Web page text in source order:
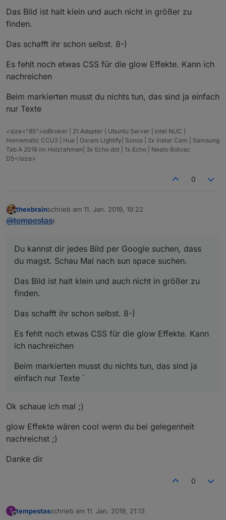
Das Bild ist halt klein und auch nicht in größer zu
finden.
Das schafft ihr schon selbst. 8-)
Es fehlt noch etwas CSS für die glow Effekte. Kann ich
nachreichen
Beim markierten musst du nichts tun, das sind ja einfach
nur Texte
<size="85">ioBroker | 21 Adapter | Ubuntu Server | intel NUC |
Homematic CCU2 | Hue | Osram Lightify| Sonos | 2x Instar Cam | Samsung
Tab A 2016 im Holzrahmen| 3x Echo dot | 1x Echo | Neato Botvac
D5</size>
0
Offline
thexbrainschrieb am 11. Jan. 2019, 19:22
zuletzt editiert von
@tempestas:
Du kannst dir jedes Bild per Google suchen, dass
du magst. Schau Mal nach sun space suchen.
Das Bild ist halt klein und auch nicht in größer zu
finden.
Das schafft ihr schon selbst. 8-)
Es fehlt noch etwas CSS für die glow Effekte. Kann
ich nachreichen
Beim markierten musst du nichts tun, das sind ja
einfach nur Texte `
Ok schaue ich mal ;)
glow Effekte wären cool wenn du bei gelegenheit
nachreichst ;)
Danke dir
0
T tempestasschrieb am 11. Jan. 2019, 21:13
zuletzt editiert von